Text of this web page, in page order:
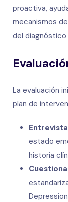
proactiva,
mecanismos
del
La evaluación
plan de
estado
historia